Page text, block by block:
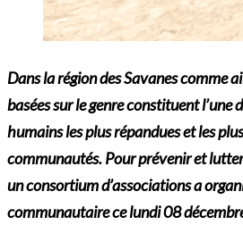
Dans la région des Savanes comme
basées sur le genre constituent l’une
humains les plus répandues et les
communautés. Pour prévenir et
un consortium d’associations a
communautaire ce lundi 08